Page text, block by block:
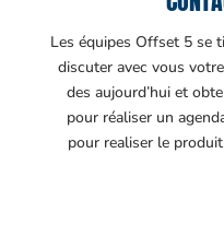
Les équipes Offset 5 se
discuter avec vous
des aujourd’hui et
pour réaliser un
pour realiser le